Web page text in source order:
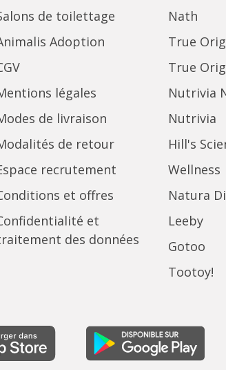
de toilettage
Adoption
légales
de livraison
de retour
recrutement
et offres
et
des données
Nath
True
True
Nutrivia
Nutrivia
Hill's
Wellness
Natura
Leeby
Gotoo
Tootoy!